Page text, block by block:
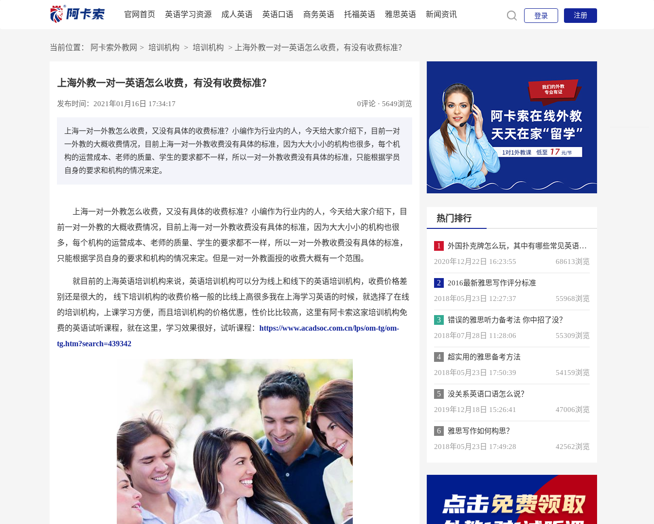
官网首页 英语学习资源 成人英语 英语口语 商务英语 托福英语 雅思英语 新闻资讯 登录 注册
当前位置： 阿卡索外教网 > 培训机构 > 培训机构 > 上海外教一对一英语怎么收费，有没有收费标准？
上海外教一对一英语怎么收费，有没有收费标准？
发布时间：2021年01月16日 17:34:17 0评论 · 5649浏览
上海一对一外教怎么收费，又没有具体的收费标准？小编作为行业内的人，今天给大家介绍下，目前一对
一外教的大概收费情况，目前上海一对一外教收费没有具体的标准，因为大大小小的机构也很多，每个机
构的运营成本、老师的质量、学生的要求都不一样，所以一对一外教收费没有具体的标准，只能根据学员
自身的要求和机构的情况来定。
上海一对一外教怎么收费，又没有具体的收费标准？小编作为行业内的人，今天给大家介绍下，目
前一对一外教的大概收费情况，目前上海一对一外教收费没有具体的标准，因为大大小小的机构也很
多，每个机构的运营成本、老师的质量、学生的要求都不一样，所以一对一外教收费没有具体的标准，
只能根据学员自身的要求和机构的情况来定。但是一对一外教面授的收费大概有一个范围。
就目前的上海英语培训机构来说，英语培训机构可以分为线上和线下的英语培训机构，收费价格差
别还是很大的， 线下培训机构的收费价格一般的比线上高很多我在上海学习英语的时候，就选择了在线
的培训机构，上课学习方便，而且培训机构的价格优惠，性价比比较高，这里有阿卡索这家培训机构免
费的英语试听课程，就在这里，学习效果很好，试听课程： https://www.acadsoc.com.cn/lps/om-tg/om-
tg.htm?search=439342
热门排行
1
外国扑克牌怎么玩，其中有哪些常见英语词汇？
2020年12月22日 16:23:55
68613浏览
2
2016最新雅思写作评分标准
2018年05月23日 12:27:37
55968浏览
3
错误的雅思听力备考法 你中招了没？
2018年07月28日 11:28:06
55309浏览
4
超实用的雅思备考方法
2018年05月23日 17:50:39
54159浏览
5
没关系英语口语怎么说？
2019年12月18日 15:26:41
47006浏览
6
雅思写作如何构思？
2018年05月23日 17:49:28
42562浏览